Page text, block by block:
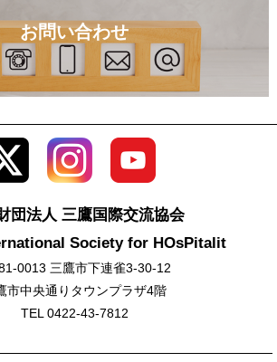
お問い合わせ
団法人 三鷹国際交流協会
Society for HOsPitalit
0013 三鷹市下連雀3-30-12
市中央通りタウンプラザ4階
TEL 0422-43-7812